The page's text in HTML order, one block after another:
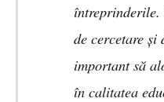
de cercetare și
important să
în calitatea